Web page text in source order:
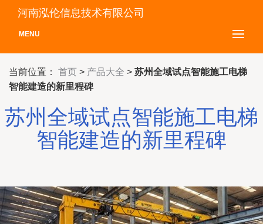
河南泓伦信息技术有限公司
MENU
当前位置： 首页 > 产品大全 > 苏州全域试点智能施工电梯
智能建造的新里程碑
苏州全域试点智能施工电梯
智能建造的新里程碑